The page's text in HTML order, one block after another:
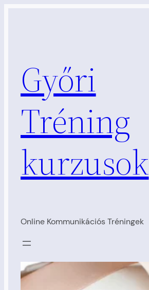
Győri
Tréning
kurzusok
Online Kommunikációs Tréningek